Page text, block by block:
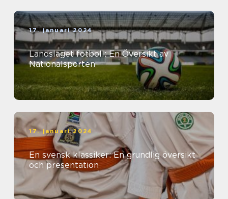
17. januari 2024
Landslaget fotboll: En Översikt av
Nationalsporten
17. januari 2024
En svensk klassiker: En grundlig översikt
och presentation